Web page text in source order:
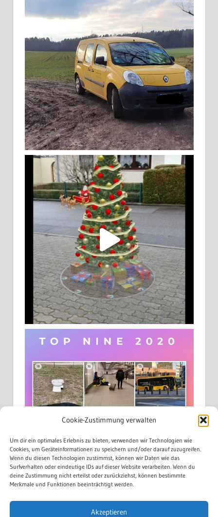
Cookie-Zustimmung verwalten
Um dir ein optimales Erlebnis zu bieten, verwenden wir Technologien wie
Cookies, um Geräteinformationen zu speichern und/oder darauf zuzugreifen.
Wenn du diesen Technologien zustimmst, können wir Daten wie das
Surfverhalten oder eindeutige IDs auf dieser Website verarbeiten. Wenn du
deine Zustimmung nicht erteilst oder zurückziehst, können bestimmte
Merkmale und Funktionen beeinträchtigt werden.
AkzeptierenAuf Instagram folgen